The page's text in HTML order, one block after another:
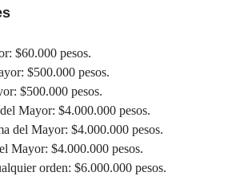
$60.000 pesos.
$500.000 pesos.
$500.000 pesos.
Mayor: $4.000.000 pesos.
del Mayor: $4.000.000 pesos.
Mayor: $4.000.000 pesos.
orden: $6.000.000 pesos.